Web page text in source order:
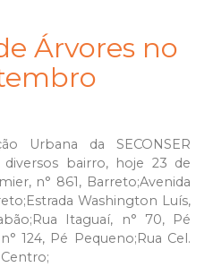
Árvores no
Urbana da SECONSER
bairro, hoje 23 de
n° 861, Barreto;Avenida
Washington Luís,
Itaguaí, n° 70, Pé
124, Pé Pequeno;Rua Cel.